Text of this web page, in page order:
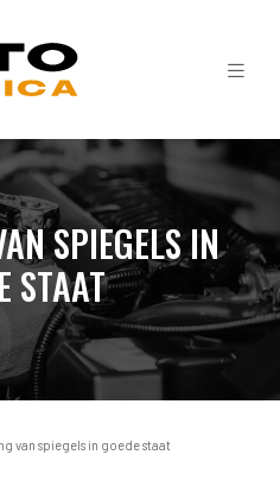
SPIEGELS IN
STAAT
van spiegels in goede staat